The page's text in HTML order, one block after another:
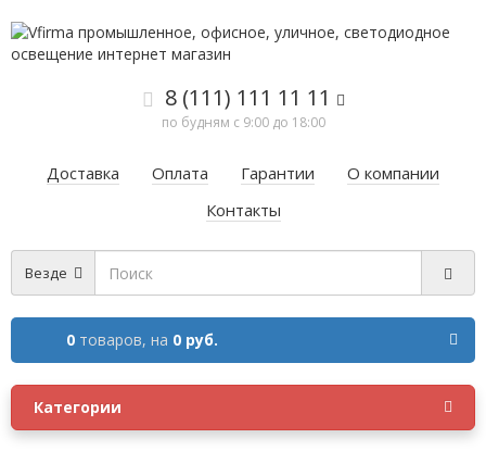
8 (111) 111 11 11
по будням с 9:00 до 18:00
Доставка Оплата Гарантии
О компании
Контакты
Везде
0 товаров, на 0 руб.
Категории